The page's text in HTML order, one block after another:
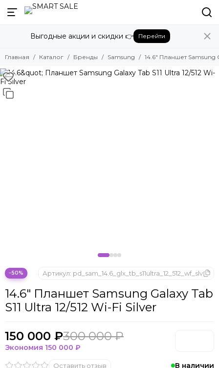
Назад
Бренды
Amazon
Apple
Beats
Bose
ONYX BOOX
Oukitel
Pico
POCO
Выгодные акции и скидки 👉 Перейти
Главная Каталог Бренды Samsung 14.6" Планшет Samsung
−50%
В наличии
14.6" Планшет Samsung Galaxy Tab
S11 Ultra 12/512 Wi-Fi Silver
Артикул: pd_sam_14.6_glx_tb_s11ultra_12_512_wf_slv
Оставить отзыв
150 000 ₽300 000 ₽
Экономия 150 000 ₽